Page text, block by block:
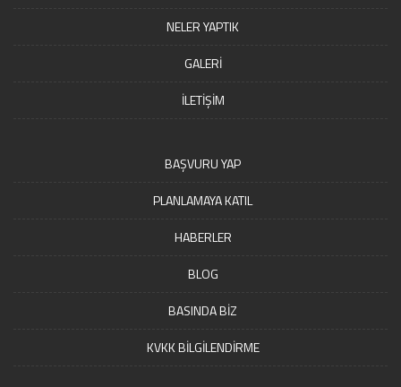
NELER YAPTIK
GALERİ
İLETİŞİM
BAŞVURU YAP
PLANLAMAYA KATIL
HABERLER
BLOG
BASINDA BİZ
KVKK BİLGİLENDİRME